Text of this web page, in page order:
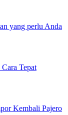
yang perlu Anda
Tepat
Kembali Pajero